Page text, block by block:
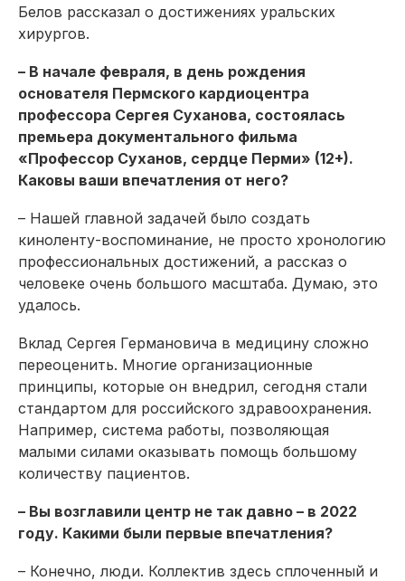
Белов рассказал о достижениях уральских
хирургов.
– В начале февраля, в день рождения
основателя Пермского кардиоцентра
профессора Сергея Суханова, состоялась
премьера документального фильма
«Профессор Суханов, сердце Перми» (12+).
Каковы ваши впечатления от него?
– Нашей главной задачей было создать
киноленту-воспоминание, не просто хронологию
профессиональных достижений, а рассказ о
человеке очень большого масштаба. Думаю, это
удалось.
Вклад Сергея Германовича в медицину сложно
переоценить. Многие организационные
принципы, которые он внедрил, сегодня стали
стандартом для российского здравоохранения.
Например, система работы, позволяющая
малыми силами оказывать помощь большому
количеству пациентов.
– Вы возглавили центр не так давно – в 2022
году. Какими были первые впечатления?
– Конечно, люди. Коллектив здесь сплоченный и